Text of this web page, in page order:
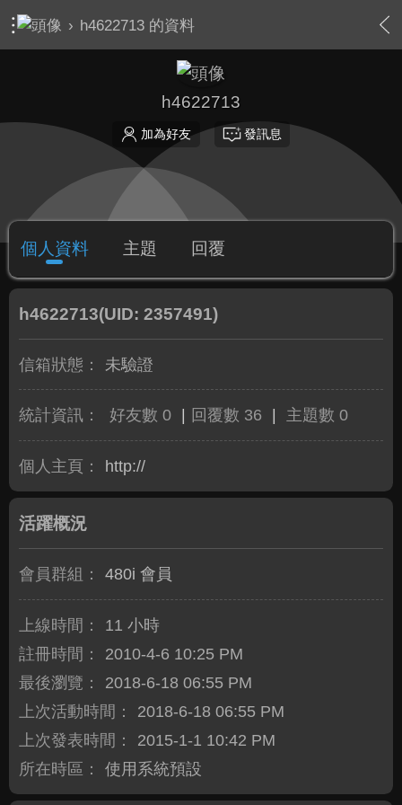
› h4622713 的資料
h4622713
加為好友 發訊息
個人資料 主題 回覆
h4622713(UID: 2357491)
信箱狀態： 未驗證
統計資訊： 好友數 0 回覆數 36 主題數 0
個人主頁： http://
活躍概況
會員群組： 480i 會員
上線時間：
11 小時
註冊時間：
2010-4-6 10:25 PM
最後瀏覽：
2018-6-18 06:55 PM
上次活動時間：
2018-6-18 06:55 PM
上次發表時間：
2015-1-1 10:42 PM
所在時區：
使用系統預設